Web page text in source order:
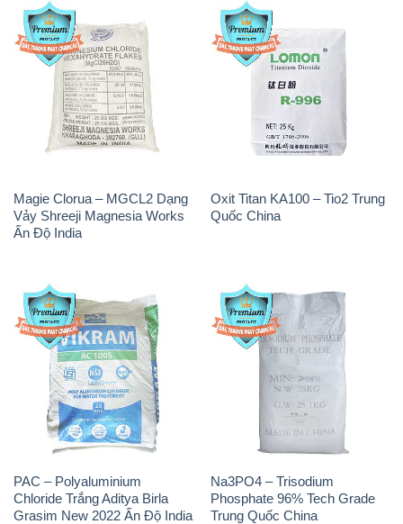
Magie Clorua – MGCL2 Dạng
Vảy Shreeji Magnesia Works
Ấn Độ India
Oxit Titan KA100 – Tio2 Trung
Quốc China
PAC – Polyaluminium
Chloride Trắng Aditya Birla
Grasim New 2022 Ấn Độ India
Na3PO4 – Trisodium
Phosphate 96% Tech Grade
Trung Quốc China